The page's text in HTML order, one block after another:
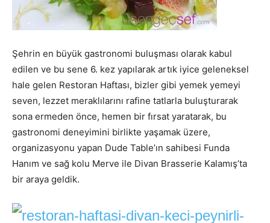
Şehrin en büyük gastronomi buluşması olarak kabul
edilen ve bu sene 6. kez yapılarak artık iyice geleneksel
hale gelen Restoran Haftası, bizler gibi yemek yemeyi
seven, lezzet meraklılarını rafine tatlarla buluşturarak
sona ermeden önce, hemen bir fırsat yaratarak, bu
gastronomi deneyimini birlikte yaşamak üzere,
organizasyonu yapan Dude Table’ın sahibesi Funda
Hanım ve sağ kolu Merve ile Divan Brasserie Kalamış’ta
bir araya geldik.